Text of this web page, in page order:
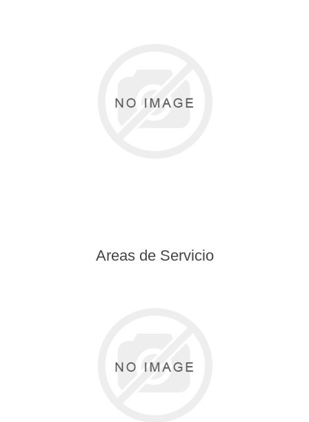
Areas de Servicio